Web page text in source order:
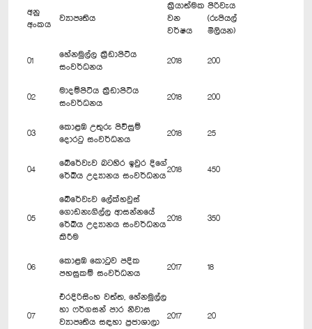
අනු
අංකය
ව්‍යාපෘතිය
ක්‍රියාත්මක
වන
වර්ෂය
පිරිවැය
(රුපියල්
මිලියන)
01
හේනමුල්ල ක්‍රීඩාපිටිය
සංවර්ධනය
2018 200
02
මාදම්පිටිය ක්‍රීඩාපිටිය
සංවර්ධනය
2018 200
03
කොළඹ උතුරු පිවිසුම්
දොරටු සංවර්ධනය
2018 25
04
බේරේවැව බටහිර ඉවුර දිගේ
රේඛීය උද්‍යානය සංවර්ධනය
2018 450
05
බේරේවැව ලේක්හවුස්
ගොඩනැගිල්ල ආසන්නයේ
රේඛීය උද්‍යානය සංවර්ධනය
කිරීම
2018 350
06
කොළඹ කොටුව පදික
පහසුකම් සංවර්ධනය
2017 18
07
එරදිරිසිංහ වත්ත, හේනමුල්ල
හා ෆර්ගසන් පාර නිවාස
ව්‍යාපෘතිය සඳහා ප්‍රජාශාලා
2017 20